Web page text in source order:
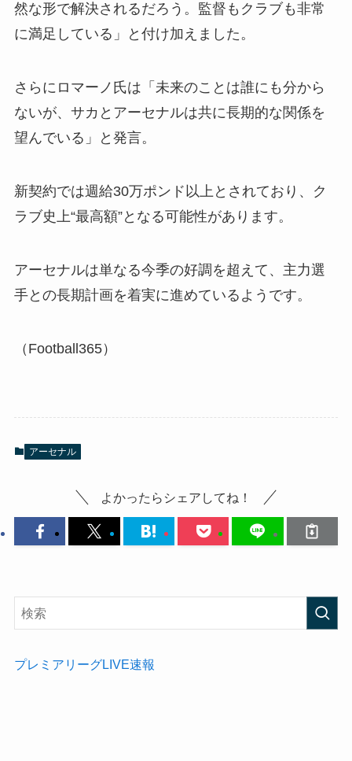
然な形で解決されるだろう。監督もクラブも非常
に満足している」と付け加えました。
さらにロマーノ氏は「未来のことは誰にも分から
ないが、サカとアーセナルは共に長期的な関係を
望んでいる」と発言。
新契約では週給30万ポンド以上とされており、ク
ラブ史上“最高額”となる可能性があります。
アーセナルは単なる今季の好調を超えて、主力選
手との長期計画を着実に進めているようです。
（Football365）
アーセナル
よかったらシェアしてね！
プレミアリーグLIVE速報